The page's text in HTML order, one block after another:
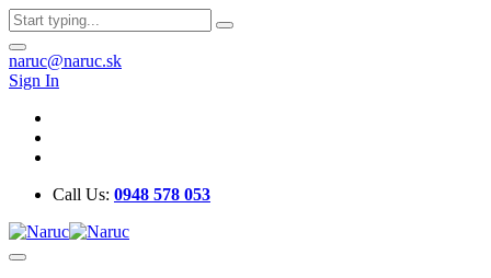
naruc@naruc.sk
Sign In
Call Us: 0948 578 053